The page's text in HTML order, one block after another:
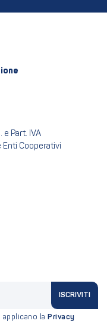
e Part. IVA
Cooperativi
ISCRIVITI
applicano la Privacy